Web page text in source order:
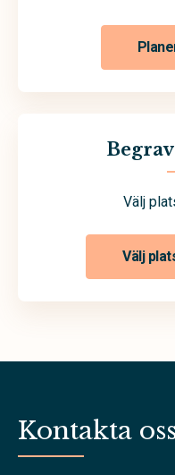
Välj
Välj
Kontakta